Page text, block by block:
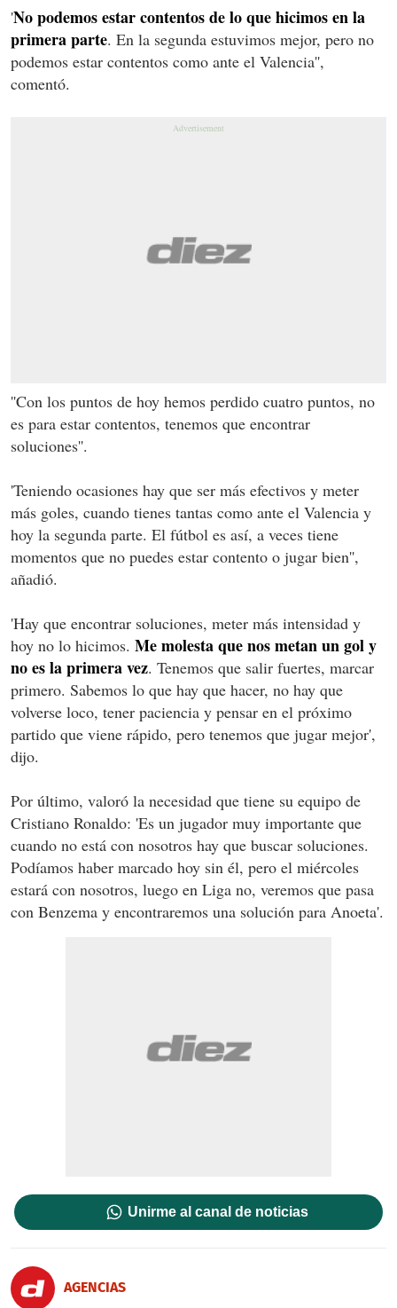
'No podemos estar contentos de lo que hicimos en la
primera parte. En la segunda estuvimos mejor, pero no
podemos estar contentos como ante el Valencia'',
comentó.
''Con los puntos de hoy hemos perdido cuatro puntos, no
es para estar contentos, tenemos que encontrar
soluciones''.
'Teniendo ocasiones hay que ser más efectivos y meter
más goles, cuando tienes tantas como ante el Valencia y
hoy la segunda parte. El fútbol es así, a veces tiene
momentos que no puedes estar contento o jugar bien'',
añadió.
'Hay que encontrar soluciones, meter más intensidad y
hoy no lo hicimos. Me molesta que nos metan un gol y
no es la primera vez. Tenemos que salir fuertes, marcar
primero. Sabemos lo que hay que hacer, no hay que
volverse loco, tener paciencia y pensar en el próximo
partido que viene rápido, pero tenemos que jugar mejor',
dijo.
Por último, valoró la necesidad que tiene su equipo de
Cristiano Ronaldo: 'Es un jugador muy importante que
cuando no está con nosotros hay que buscar soluciones.
Podíamos haber marcado hoy sin él, pero el miércoles
estará con nosotros, luego en Liga no, veremos que pasa
con Benzema y encontraremos una solución para Anoeta'.
Unirme al canal de noticias
AGENCIAS